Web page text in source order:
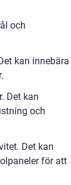
och
kan innebära
Det kan
och
Det kan
för att